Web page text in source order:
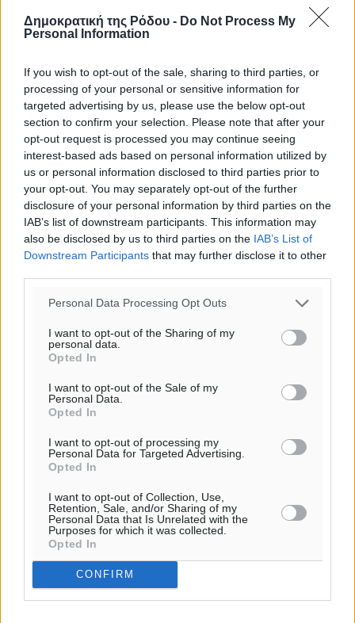
Δημοκρατική της Ρόδου - Do Not Process My
Personal Information
If you wish to opt-out of the sale, sharing to third parties, or
processing of your personal or sensitive information for
targeted advertising by us, please use the below opt-out
section to confirm your selection. Please note that after your
opt-out request is processed you may continue seeing
interest-based ads based on personal information utilized by
us or personal information disclosed to third parties prior to
your opt-out. You may separately opt-out of the further
disclosure of your personal information by third parties on the
IAB’s list of downstream participants. This information may
also be disclosed by us to third parties on the IAB’s List of
Downstream Participants that may further disclose it to other
Personal Data Processing Opt Outs
I want to opt-out of the Sharing of my
personal data.
Opted In
I want to opt-out of the Sale of my
Personal Data.
Opted In
I want to opt-out of processing my
Personal Data for Targeted Advertising.
Opted In
I want to opt-out of Collection, Use,
Retention, Sale, and/or Sharing of my
Personal Data that Is Unrelated with the
Purposes for which it was collected.
Opted In
CONFIRM
ΑΕΡΑ: Αφαντενός ο Λυμπερόπουλος
Στην περαιτέρω ενίσχυση του έμψυχου δυναμικού της
περιόδου 2017-2018 και της συμμετοχής της στο νέο
πρωτάθλημα της Α’ ...
31.08.17, 17:50
Α.Ε. Κατταβιάς: Σιέχ και επίσημα
Ποδοσφαιριστής της Α.Ε. Κατταβιάς ενόψει της νέας
αγωνιστικής περιόδου και της συμμετοχής του συλλόγου
στο πρωτάθλημα της Α’ Κατηγορίας, μετά από δέκα
ολόκληρα χρόνια είναι ...
31.08.17, 17:48